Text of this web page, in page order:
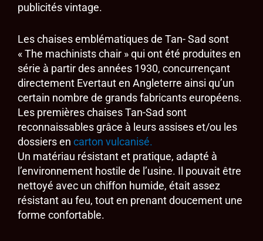
publicités vintage.
Les chaises emblématiques de Tan- Sad sont
« The machinists chair » qui ont été produites en
série à partir des années 1930, concurrençant
directement Evertaut en Angleterre ainsi qu’un
certain nombre de grands fabricants européens.
Les premières chaises Tan-Sad sont
reconnaissables grâce à leurs assises et/ou les
dossiers en carton vulcanisé.
Un matériau résistant et pratique, adapté à
l’environnement hostile de l’usine. Il pouvait être
nettoyé avec un chiffon humide, était assez
résistant au feu, tout en prenant doucement une
forme confortable.